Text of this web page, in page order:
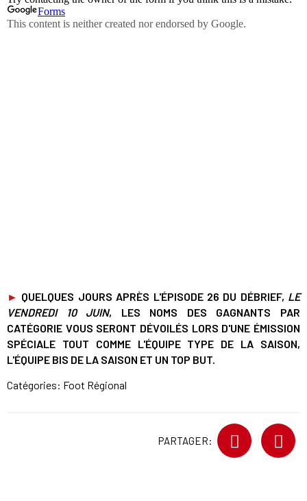
► QUELQUES JOURS APRÈS L'ÉPISODE 26 DU DÉBRIEF, LE
VENDREDI 10 JUIN, LES NOMS DES GAGNANTS PAR
CATÉGORIE VOUS SERONT DÉVOILÉS LORS D'UNE ÉMISSION
SPÉCIALE TOUT COMME L'ÉQUIPE TYPE DE LA SAISON,
L'ÉQUIPE BIS DE LA SAISON ET UN TOP BUT.
Catégories: Foot Régional
PARTAGER: